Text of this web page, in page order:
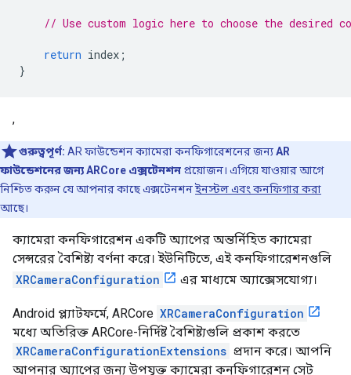
// Use custom logic here to choose the desired
return index ;
}
,
গুরুত্বপূর্ণ: AR ফাউন্ডেশন ক্যামেরা কনফিগারেশনের জন্যAR
ফাউন্ডেশনের জন্য ARCore এক্সটেনশন প্রয়োজন। এগিয়ে যাওয়ার আগে
নিশ্চিত করুন যে আপনার কাছে এক্সটেনশনইনস্টল এবং কনফিগার করা
আছে।
ক্যামেরা কনফিগারেশন একটি অ্যাপের অন্তর্নিহিত ক্যামেরা
সেন্সরের বৈশিষ্ট্য বর্ণনা করে। ইউনিটিতে, এই কনফিগারেশনগুলি
XRCameraConfiguration
এর মাধ্যমে অ্যাক্সেসযোগ্য।
Android প্ল্যাটফর্মে, ARCore XRCameraConfiguration
মধ্যে অতিরিক্ত ARCore-নির্দিষ্ট বৈশিষ্ট্যগুলি প্রকাশ করতে
XRCameraConfigurationExtensions প্রদান করে। আপনি
আপনার অ্যাপের জন্য উপযুক্ত ক্যামেরা কনফিগারেশন সেট